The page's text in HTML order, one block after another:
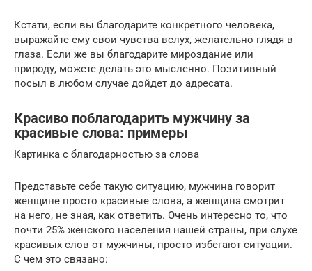
Кстати, если вы благодарите конкретного человека,
выражайте ему свои чувства вслух, желательно глядя в
глаза. Если же вы благодарите мироздание или
природу, можете делать это мысленно. Позитивный
посыл в любом случае дойдет до адресата.
Красиво поблагодарить мужчину за
красивые слова: примеры
Картинка с благодарностью за слова
Представьте себе такую ситуацию, мужчина говорит
женщине просто красивые слова, а женщина смотрит
на него, не зная, как ответить. Очень интересно то, что
почти 25% женского населения нашей страны, при слухе
красивых слов от мужчины, просто избегают ситуации.
С чем это связано: